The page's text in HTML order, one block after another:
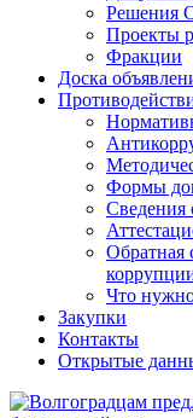
Решения
Проекты
Фракции
Доска
Формы
Сведения
Обратная
Что
Закупки
Контакты
Открытые